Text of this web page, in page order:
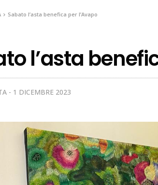
Sabato l’asta benefica per l’Avapo
l’asta
1 DICEMBRE 2023